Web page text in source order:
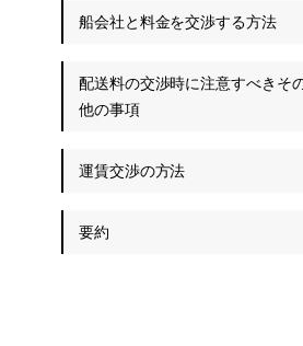
船会社と料金を交渉する方法
配送料の交渉時に注意すべきそ
他の事項
運賃交渉の方法
要約